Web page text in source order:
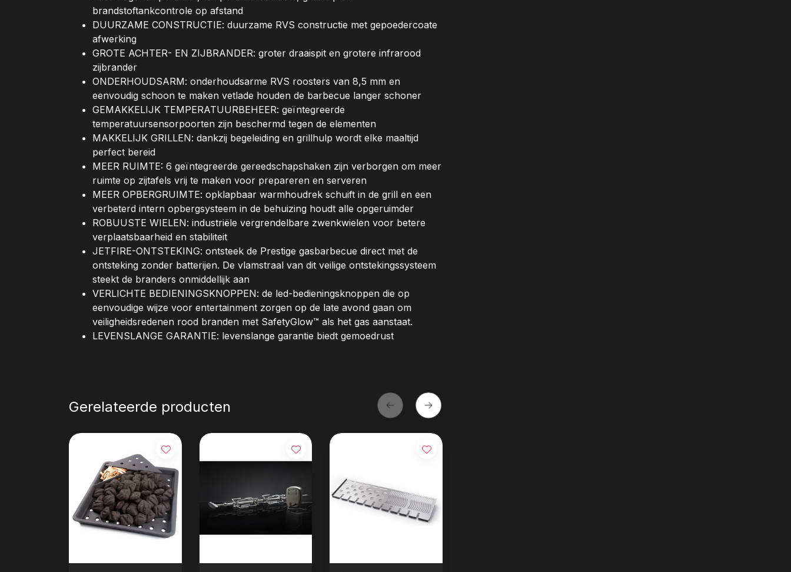
brandstoftankcontrole op afstand
DUURZAME CONSTRUCTIE: duurzame RVS constructie met gepoedercoate
afwerking
GROTE ACHTER- EN ZIJBRANDER: groter draaispit en grotere infrarood
zijbrander
ONDERHOUDSARM: onderhoudsarme RVS roosters van 8,5 mm en
eenvoudig schoon te maken vetlade houden de barbecue langer schoner
GEMAKKELIJK TEMPERATUURBEHEER: geïntegreerde
temperatuursensorpoorten zijn beschermd tegen de elementen
MAKKELIJK GRILLEN: dankzij begeleiding en grillhulp wordt elke maaltijd
perfect bereid
MEER RUIMTE: 6 geïntegreerde gereedschapshaken zijn verborgen om meer
ruimte op zijtafels vrij te maken voor prepareren en serveren
MEER OPBERGRUIMTE: opklapbaar warmhoudrek schuift in de grill en een
verbeterd intern opbergsysteem in de behuizing houdt alle opgeruimder
ROBUUSTE WIELEN: industriële vergrendelbare zwenkwielen voor betere
verplaatsbaarheid en stabiliteit
JETFIRE-ONTSTEKING: ontsteek de Prestige gasbarbecue direct met de
ontsteking zonder batterijen. De vlamstraal van dit veilige ontstekingssysteem
steekt de branders onmiddellijk aan
VERLICHTE BEDIENINGSKNOPPEN: de led-bedieningsknoppen die op
eenvoudige wijze voor entertainment zorgen op de late avond gaan om
veiligheidsredenen rood branden met SafetyGlow™ als het gas aanstaat.
LEVENSLANGE GARANTIE: levenslange garantie biedt gemoedrust
Gerelateerde producten